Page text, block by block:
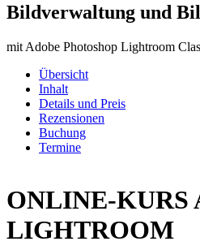
Bildverwaltung und
mit Adobe Photoshop Lightroom
Übersicht
Inhalt
Details und Preis
Rezensionen
Buchung
Termine
ONLINE-KURS
LIGHTROOM